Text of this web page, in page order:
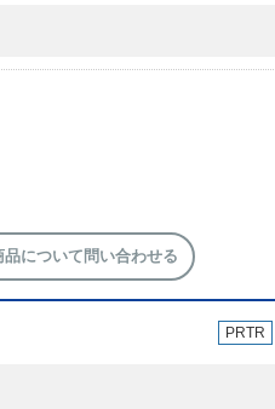
品について問い合わせる
PRTR